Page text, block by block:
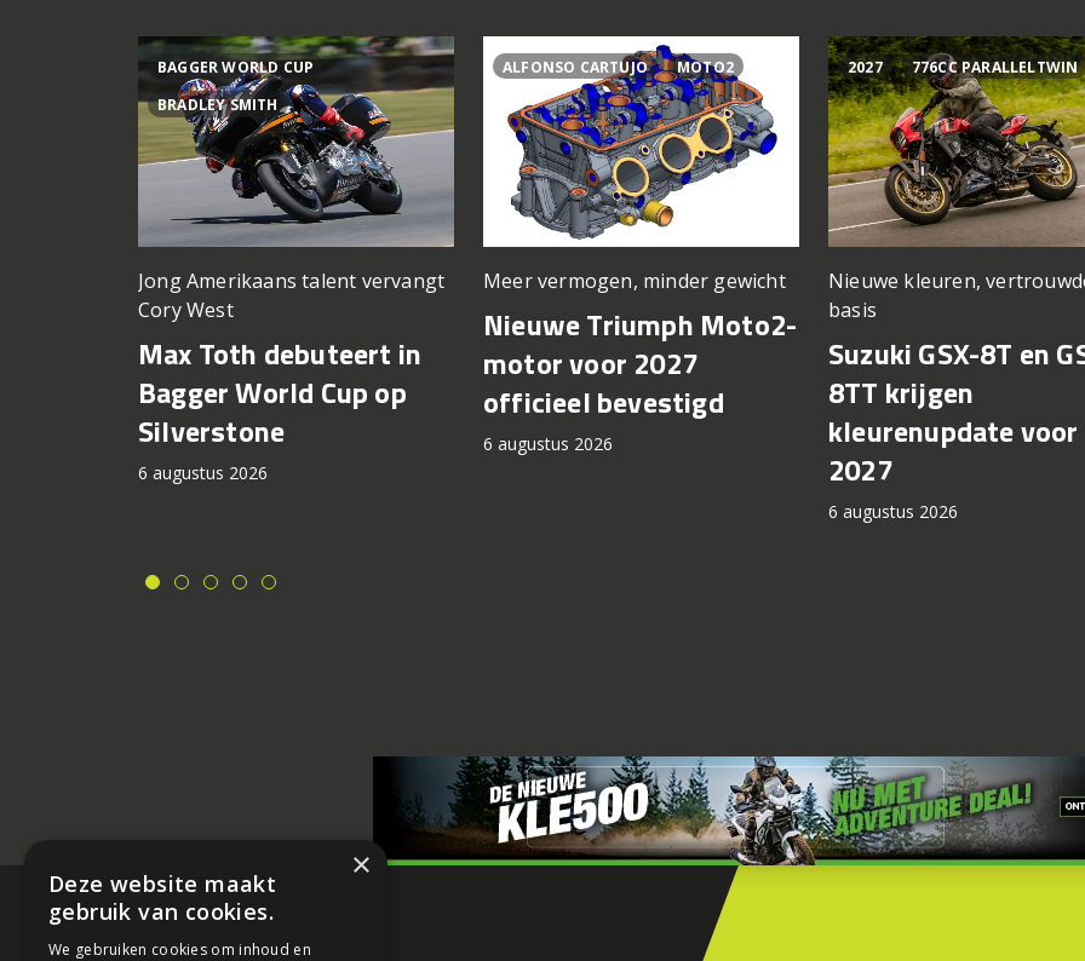
BAGGER WORLD CUP
BRADLEY SMITH
Jong Amerikaans talent vervangt
Cory West
Max Toth debuteert in
Bagger World Cup op
Silverstone
6 augustus 2026
ALFONSO CARTUJO MOTO2
Meer vermogen, minder gewicht
Nieuwe Triumph Moto2-
motor voor 2027
officieel bevestigd
6 augustus 2026
2027 776CC PARALLELTWIN
Nieuwe kleuren,
basis
Suzuki GSX-8T en
8TT krijgen
kleurenupdate voor
2027
6 augustus 2026
×
Deze website maakt
gebruik van cookies.
We gebruiken cookies om inhoud en